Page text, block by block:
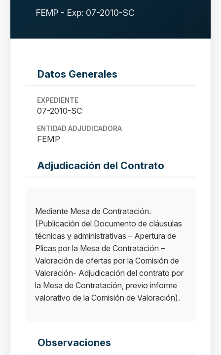
FEMP - Exp: 07-2010-SC
Datos Generales
EXPEDIENTE
07-2010-SC
ENTIDAD ADJUDICADORA
FEMP
Adjudicación del Contrato
Mediante Mesa de Contratación.
(Publicación del Documento de cláusulas
técnicas y administrativas – Apertura de
Plicas por la Mesa de Contratación –
Valoración de ofertas por la Comisión de
Valoración- Adjudicación del contrato por
la Mesa de Contratación, previo informe
valorativo de la Comisión de Valoración).
Observaciones